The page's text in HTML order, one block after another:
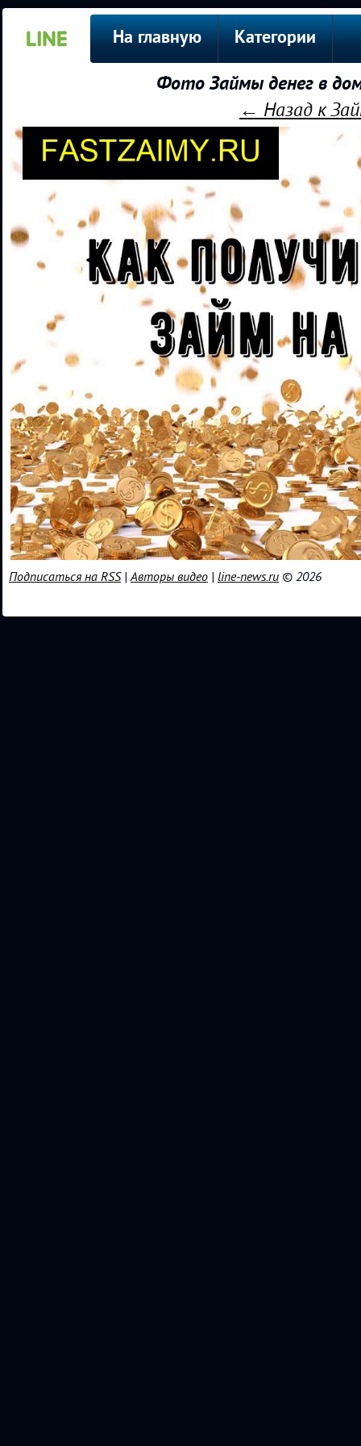
На главную Категории
Фото Займы денег в
← Назад к
Подписаться на RSS|Авторы видео | line-news.ru © 2026